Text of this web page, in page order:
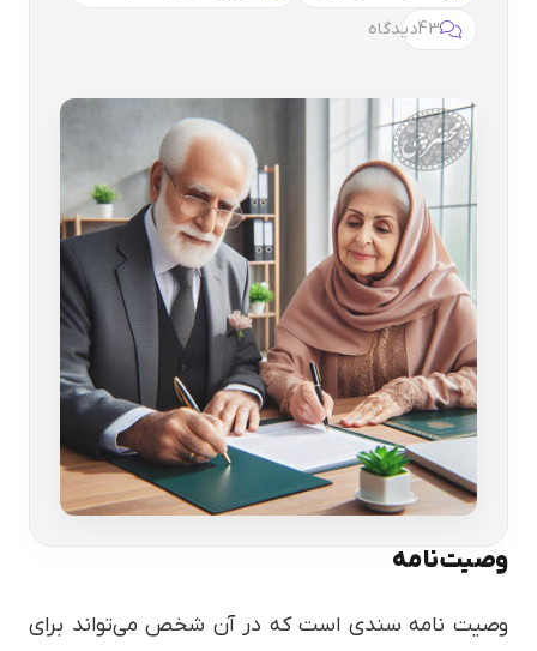
43دیدگاه
وصیت‌نامه
وصیت نامه سندی است که در آن شخص می‌تواند برای